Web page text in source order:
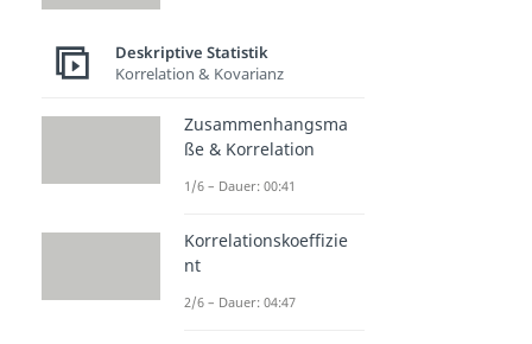
Deskriptive Statistik
Korrelation & Kovarianz
Zusammenhangsma
ße & Korrelation
1/6 – Dauer: 00:41
Korrelationskoeffizie
nt
2/6 – Dauer: 04:47